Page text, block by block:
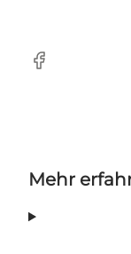
Facebook
Mehr